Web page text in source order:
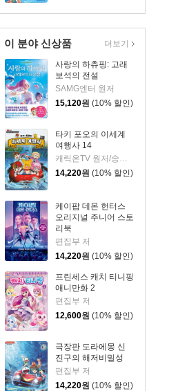
이 분야 신상품
사랑의 하츄핑: 고래
보석의 전설
SAMG엔터 원저
15,120원 (10% 할인)
타키 포오의 이세계
여행사 14
캐릭온TV 원저/송도수 글/이지운 그림
14,220원 (10% 할인)
케이팝 데몬 헌터스
오리지널 주니어 스토
리북
편집부 저
14,220원 (10% 할인)
프린세스 캐치 티니핑
애니만화 2
편집부 저
12,600원 (10% 할인)
극장판 도라에몽 신
진구의 해저비밀성
편집부 저
14,220원 (10% 할인)
더보기